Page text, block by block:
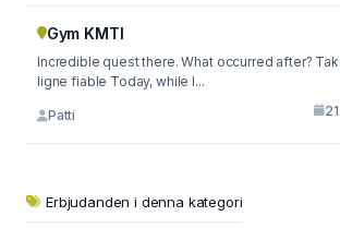
Gym KMTI
Incredible quest there. What occurred after? Take care!
ligne fiable Today, while I...
Patti
Erbjudanden i denna kategori